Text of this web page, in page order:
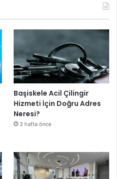
Başiskele Acil Çilingir
Hizmeti İçin Doğru Adres
Neresi?
3 hafta önce